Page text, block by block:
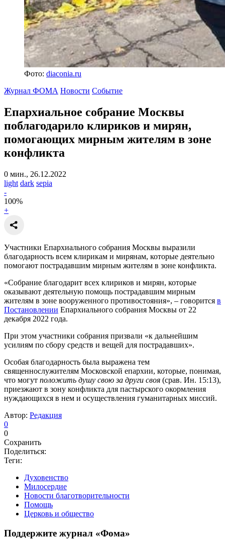
Фото: diaconia.ru
Журнал ФОМА Новости Событие
Епархиальное собрание Москвы
поблагодарило клириков и мирян,
помогающих мирным жителям в зоне
конфликта
0 мин., 26.12.2022
light dark sepia
-
100%
+
Участники Епархиального собрания Москвы выразили
благодарность всем клирикам и мирянам, которые деятельно
помогают пострадавшим мирным жителям в зоне конфликта.
«Собрание благодарит всех клириков и мирян, которые
оказывают деятельную помощь пострадавшим мирным
жителям в зоне вооруженного противостояния», – говорится в
Постановлении Епархиального собрания Москвы от 22
декабря 2022 года.
При этом участники собрания призвали «к дальнейшим
усилиям по сбору средств и вещей для пострадавших».
Особая благодарность была выражена тем
священнослужителям Московской епархии, которые, понимая,
что могут положить душу свою за други своя (срав. Ин. 15:13),
приезжают в зону конфликта для пастырского окормления
нуждающихся в нем и осуществления гуманитарных миссий.
Автор: Редакция
0
0
Сохранить
Поделиться:
Теги:
Духовенство
Милосердие
Новости благотворительности
Помощь
Церковь и общество
Поддержите журнал «Фома»